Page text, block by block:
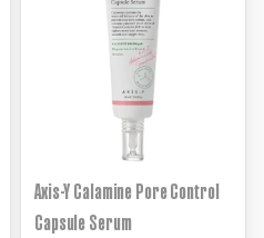
Axis-Y Calamine Pore Control
Capsule Serum